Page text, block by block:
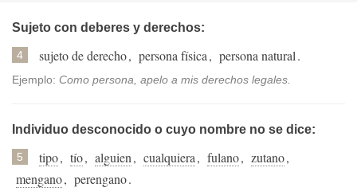
Sujeto con deberes y derechos:
4 sujeto de derecho, persona física, persona natural.
Ejemplo: Como persona, apelo a mis derechos legales.
Individuo desconocido o cuyo nombre no se dice:
5 tipo, tío, alguien, cualquiera, fulano, zutano,
mengano, perengano.